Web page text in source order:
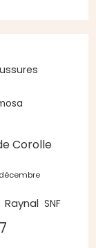
Corolle
Raynal SNF